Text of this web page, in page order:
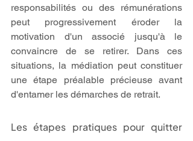
responsabilités ou des rémunérations
peut progressivement éroder la
motivation d'un associé jusqu'à le
convaincre de se retirer. Dans ces
situations, la médiation peut constituer
une étape préalable précieuse avant
d'entamer les démarches de retrait.
Les étapes pratiques pour quitter